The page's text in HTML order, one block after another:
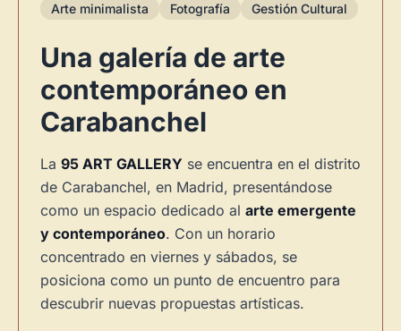
Arte minimalista
Fotografía Gestión Cultural
Una galería de arte
contemporáneo en
Carabanchel
La 95 ART GALLERY se encuentra en el distrito
de Carabanchel, en Madrid, presentándose
como un espacio dedicado al arte emergente
y contemporáneo. Con un horario
concentrado en viernes y sábados, se
posiciona como un punto de encuentro para
descubrir nuevas propuestas artísticas.